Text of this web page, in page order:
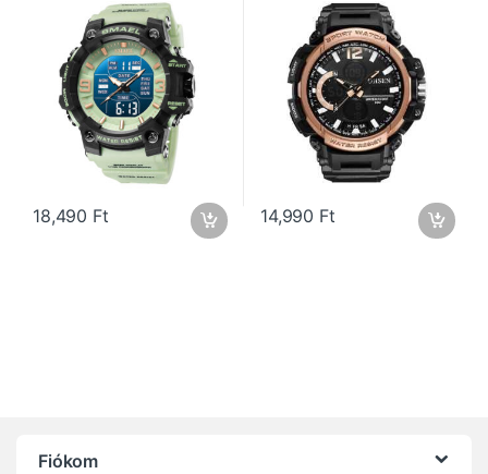
18,490 Ft 14,990 Ft
Fiókom